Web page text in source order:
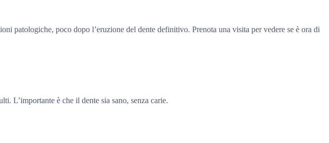
patologiche, poco dopo l’eruzione del dente definitivo. Prenota una visita per vedere se è ora di
L’importante è che il dente sia sano, senza carie.